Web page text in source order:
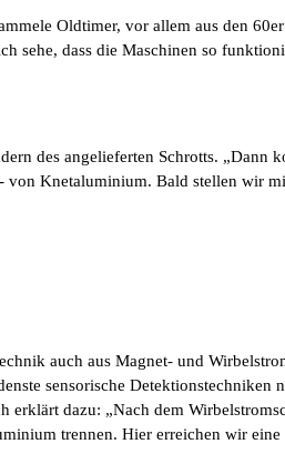
Oldtimer, vor allem aus den
sehe, dass die Maschinen so
des angelieferten Schrotts.
Knetaluminium. Bald stellen wir
auch aus Magnet- und
sensorische
dazu: „Nach dem
trennen. Hier erreichen wir